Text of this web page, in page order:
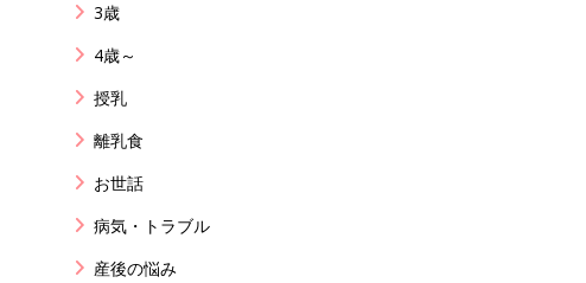
3歳
4歳～
授乳
離乳食
お世話
病気・トラブル
産後の悩み